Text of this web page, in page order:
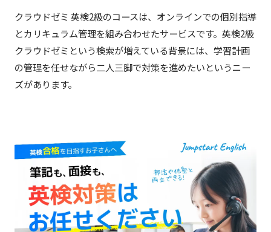
クラウドゼミ 英検2級のコースは、オンラインでの個別指導
とカリキュラム管理を組み合わせたサービスです。英検2級
クラウドゼミという検索が増えている背景には、学習計画
の管理を任せながら二人三脚で対策を進めたいというニー
ズがあります。